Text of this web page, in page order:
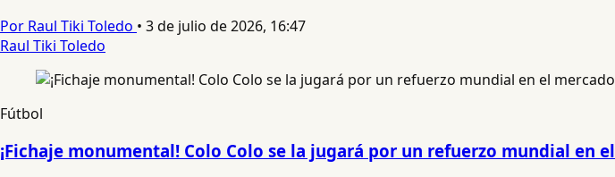
Por Raul Tiki Toledo • 3 de julio de 2026, 16:47
Raul Tiki Toledo
Fútbol
¡Fichaje monumental! Colo Colo se la jugará por un refuerzo mundial en